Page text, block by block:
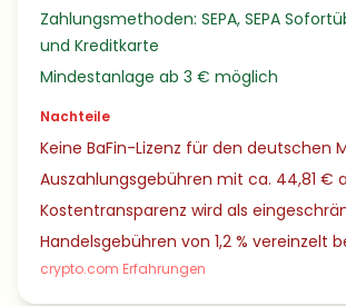
Zahlungsmethoden: SEPA, SEPA
und Kreditkarte
Mindestanlage ab 3 € möglich
Nachteile
Keine BaFin-Lizenz für den deutschen
Auszahlungsgebühren mit ca. 44,81 €
Kostentransparenz wird als
Handelsgebühren von 1,2 % vereinzelt
crypto.com Erfahrungen